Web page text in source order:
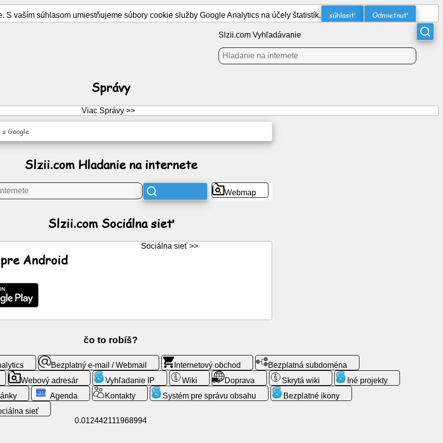
S vaším súhlasom umiestňujeme súbory cookie služby Google Analytics na účely štatistík. súhlasiť Odmietnuť
Slzii.com Vyhľadávanie
Správy
Viac Správy >>
Google
Slzii.com Hladanie na internete
Webmap
Slzii.com Sociálna sieť
Android
Sociálna sieť >>
čo to robíš?
Bezplatný e-mail / Webmail Internetový obchod
Bezplatná subdoména
Webový adresár Vyhľadanie IP Wiki Doprava Skrytá wiki
Iné projekty
Agenda Kontakty Systém pre správu obsahu
Bezplatné ikony
sieť
0.012442111968994